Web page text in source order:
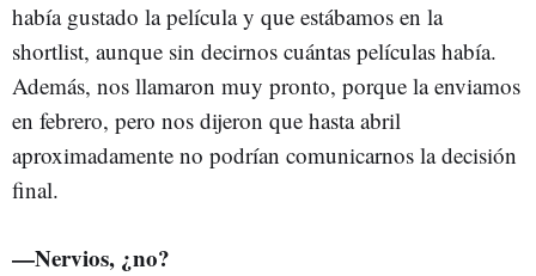
había gustado la película y que estábamos en la
shortlist, aunque sin decirnos cuántas películas había.
Además, nos llamaron muy pronto, porque la enviamos
en febrero, pero nos dijeron que hasta abril
aproximadamente no podrían comunicarnos la decisión
final.
—Nervios, ¿no?